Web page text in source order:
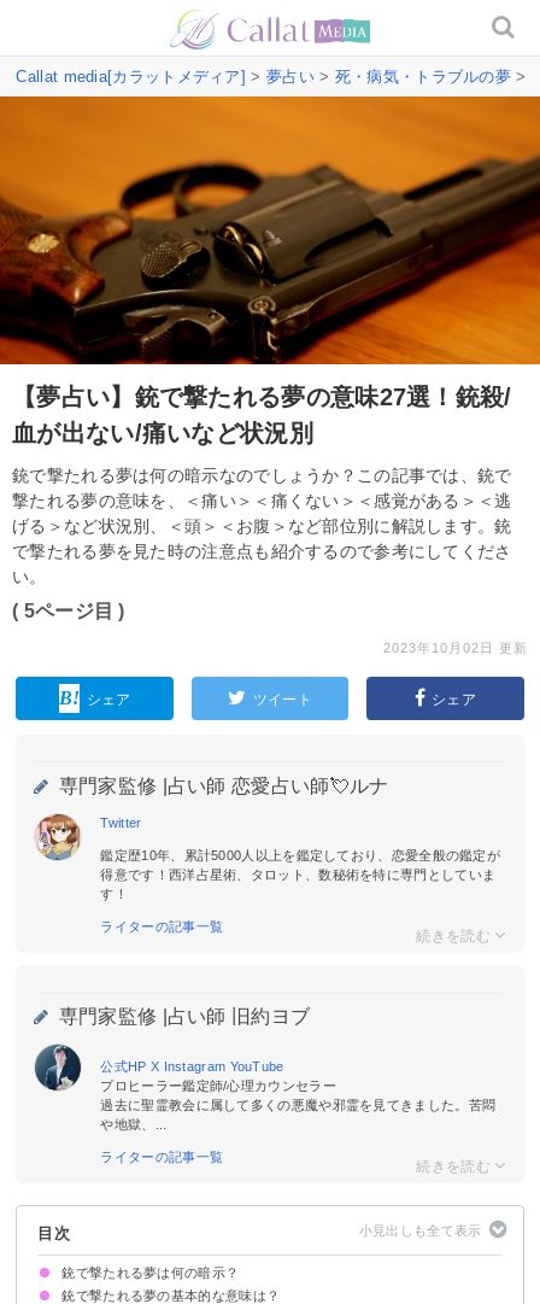
Callat media[カラットメディア] > 夢占い> 死・病気・トラブルの夢 >
【夢占い】銃で撃たれる夢の意味27選！銃殺/
血が出ない/痛いなど状況別
銃で撃たれる夢は何の暗示なのでしょうか？この記事では、銃で
撃たれる夢の意味を、＜痛い＞＜痛くない＞＜感覚がある＞＜逃
げる＞など状況別、＜頭＞＜お腹＞など部位別に解説します。銃
で撃たれる夢を見た時の注意点も紹介するので参考にしてくださ
い。
( 5ページ目 )
2023年10月02日 更新
シェア ツイート シェア
専門家監修 | 占い師 恋愛占い師💘ルナ
Twitter
鑑定歴10年、累計5000人以上を鑑定しており、恋愛全般の鑑定が
得意です！西洋占星術、タロット、数秘術を特に専門としていま
す！
ライターの記事一覧
専門家監修 | 占い師 旧約ヨブ
公式HP X Instagram YouTube
プロヒーラー鑑定師/心理カウンセラー
過去に聖霊教会に属して多くの悪魔や邪霊を見てきました。苦悶
や地獄、...
ライターの記事一覧
目次
銃で撃たれる夢は何の暗示？
銃で撃たれる夢の基本的な意味は？